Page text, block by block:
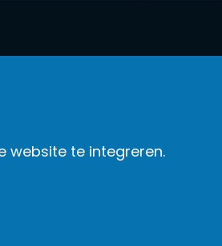
website te integreren.